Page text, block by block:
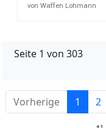
von Waffen Lohmann
Seite 1 von 303
Vorherige 1 2